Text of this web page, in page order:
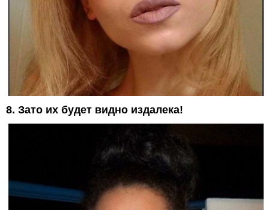
8. Зато их будет видно издалека!